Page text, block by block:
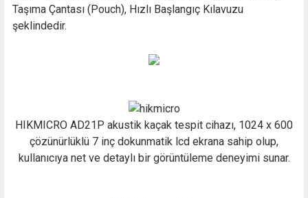
Taşıma Çantası (Pouch), Hızlı Başlangıç Kılavuzu
şeklindedir.
HIKMICRO AD21P akustik kaçak tespit cihazı, 1024 x 600
çözünürlüklü 7 inç dokunmatik lcd ekrana sahip olup,
kullanıcıya net ve detaylı bir görüntüleme deneyimi sunar.